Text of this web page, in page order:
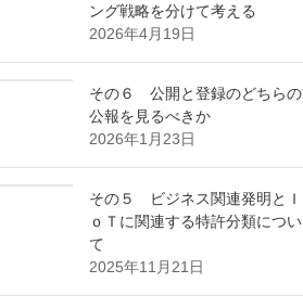
ング戦略を分けて考える
2026年4月19日
その６ 公開と登録のどちらの
公報を見るべきか
2026年1月23日
その５ ビジネス関連発明とＩ
ｏＴに関連する特許分類につい
て
2025年11月21日